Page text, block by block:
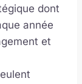
dont
année
et